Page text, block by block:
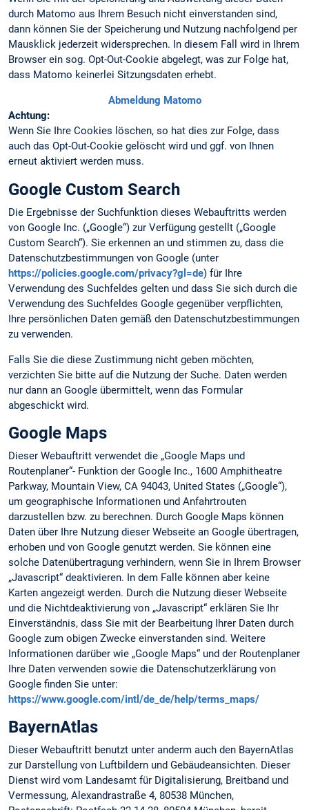
durch Matomo aus Ihrem Besuch nicht einverstanden sind,
dann können Sie der Speicherung und Nutzung nachfolgend per
Mausklick jederzeit widersprechen. In diesem Fall wird in Ihrem
Browser ein sog. Opt-Out-Cookie abgelegt, was zur Folge hat,
dass Matomo keinerlei Sitzungsdaten erhebt.
Abmeldung Matomo
Achtung:
Wenn Sie Ihre Cookies löschen, so hat dies zur Folge, dass
auch das Opt-Out-Cookie gelöscht wird und ggf. von Ihnen
erneut aktiviert werden muss.
Google Custom Search
Die Ergebnisse der Suchfunktion dieses Webauftritts werden
von Google Inc. („Google“) zur Verfügung gestellt („Google
Custom Search“). Sie erkennen an und stimmen zu, dass die
Datenschutzbestimmungen von Google (unter
https://policies.google.com/privacy?gl=de) für Ihre
Verwendung des Suchfeldes gelten und dass Sie sich durch die
Verwendung des Suchfeldes Google gegenüber verpflichten,
Ihre persönlichen Daten gemäß den Datenschutzbestimmungen
zu verwenden.
Falls Sie die diese Zustimmung nicht geben möchten,
verzichten Sie bitte auf die Nutzung der Suche. Daten werden
nur dann an Google übermittelt, wenn das Formular
abgeschickt wird.
Google Maps
Dieser Webauftritt verwendet die „Google Maps und
Routenplaner“- Funktion der Google Inc., 1600 Amphitheatre
Parkway, Mountain View, CA 94043, United States („Google“),
um geographische Informationen und Anfahrtrouten
darzustellen bzw. zu berechnen. Durch Google Maps können
Daten über Ihre Nutzung dieser Webseite an Google übertragen,
erhoben und von Google genutzt werden. Sie können eine
solche Datenübertragung verhindern, wenn Sie in Ihrem Browser
„Javascript“ deaktivieren. In dem Falle können aber keine
Karten angezeigt werden. Durch die Nutzung dieser Webseite
und die Nichtdeaktivierung von „Javascript“ erklären Sie Ihr
Einverständnis, dass Sie mit der Bearbeitung Ihrer Daten durch
Google zum obigen Zwecke einverstanden sind. Weitere
Informationen darüber wie „Google Maps“ und der Routenplaner
Ihre Daten verwenden sowie die Datenschutzerklärung von
Google finden Sie unter:
https://www.google.com/intl/de_de/help/terms_maps/
BayernAtlas
Dieser Webauftritt benutzt unter anderm auch den BayernAtlas
zur Darstellung von Luftbildern und Gebäudeansichten. Dieser
Dienst wird vom Landesamt für Digitalisierung, Breitband und
Vermessung, Alexandrastraße 4, 80538 München,